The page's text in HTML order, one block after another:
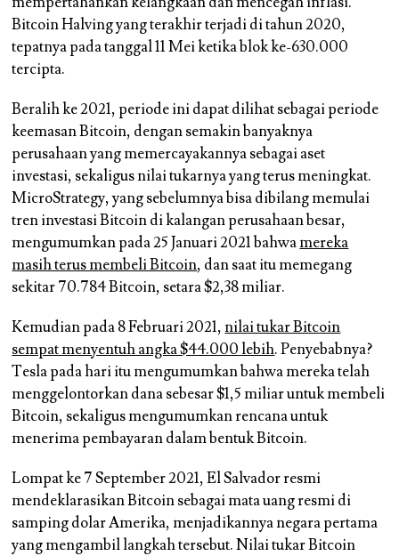
Bitcoin Halving yang terakhir terjadi di tahun 2020,
tepatnya pada tanggal 11 Mei ketika blok ke-630.000
tercipta.
Beralih ke 2021, periode ini dapat dilihat sebagai periode
keemasan Bitcoin, dengan semakin banyaknya
perusahaan yang memercayakannya sebagai aset
investasi, sekaligus nilai tukarnya yang terus meningkat.
MicroStrategy, yang sebelumnya bisa dibilang memulai
tren investasi Bitcoin di kalangan perusahaan besar,
mengumumkan pada 25 Januari 2021 bahwamereka
masih terus membeli Bitcoin, dan saat itu memegang
sekitar 70.784 Bitcoin, setara $2,38 miliar.
Kemudian pada 8 Februari 2021, nilai tukar Bitcoin
sempat menyentuh angka $44.000 lebih. Penyebabnya?
Tesla pada hari itu mengumumkan bahwa mereka telah
menggelontorkan dana sebesar $1,5 miliar untuk membeli
Bitcoin, sekaligus mengumumkan rencana untuk
menerima pembayaran dalam bentuk Bitcoin.
Lompat ke 7 September 2021, El Salvador resmi
mendeklarasikan Bitcoin sebagai mata uang resmi di
samping dolar Amerika, menjadikannya negara pertama
yang mengambil langkah tersebut. Nilai tukar Bitcoin